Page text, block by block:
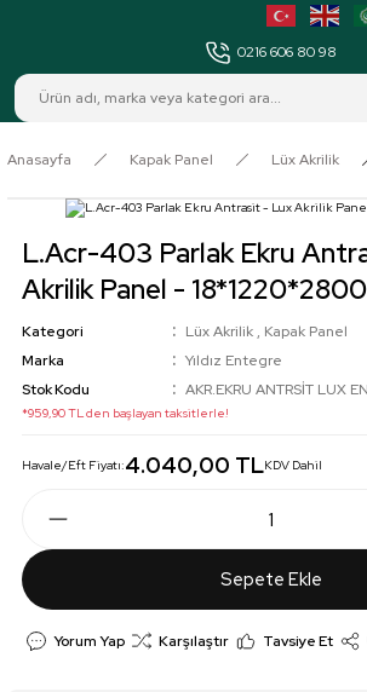
0216 606 80 98
Anasayfa Kapak Panel Lüx Akrilik
L.Acr-403 Parlak Ekru
Akrilik Panel -
Kategori Lüx Akrilik , Kapak Panel
Marka
Yıldız Entegre
Stok Kodu
AKR.EKRU ANTRSİT LUX
*959,90 TL den başlayan taksitlerle!
Havale/Eft Fiyatı:4.040,00 TLKDV Dahil
Sepete Ekle
Yorum Yap Karşılaştır Tavsiye Et